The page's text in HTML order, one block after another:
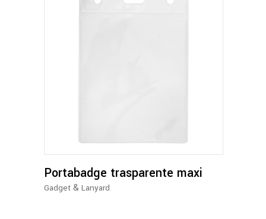
Portabadge trasparente maxi
Gadget & Lanyard